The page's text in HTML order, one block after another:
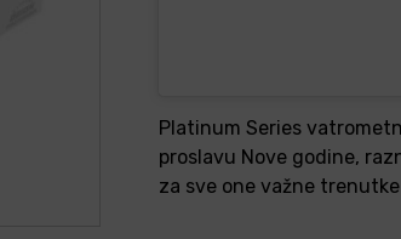
Platinum Series
proslavu Nove godine,
za sve one važne